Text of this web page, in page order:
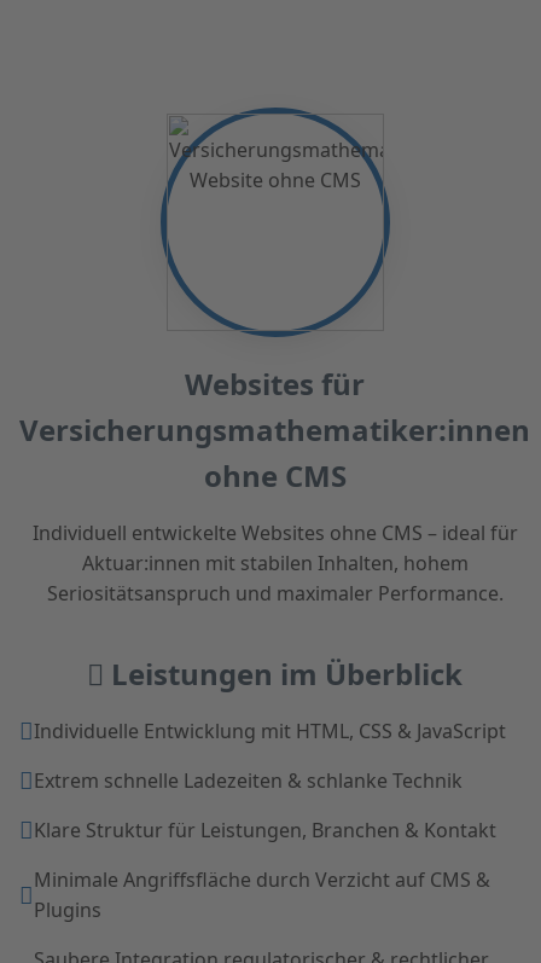
Websites für
Versicherungsmathematiker:innen
ohne CMS
Individuell entwickelte Websites ohne CMS – ideal für
Aktuar:innen mit stabilen Inhalten, hohem
Seriositätsanspruch und maximaler Performance.
Leistungen im Überblick
Individuelle Entwicklung mit HTML, CSS & JavaScript
Extrem schnelle Ladezeiten & schlanke Technik
Klare Struktur für Leistungen, Branchen & Kontakt
Minimale Angriffsfläche durch Verzicht auf CMS &
Plugins